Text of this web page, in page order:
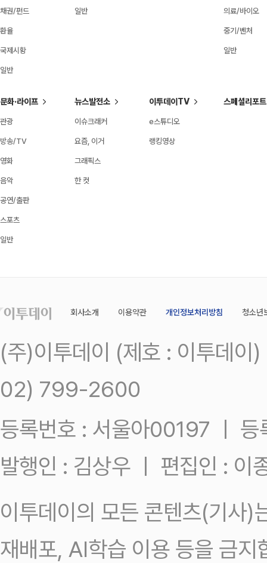
채권/펀드
환율
국제시황
일반
일반 의료/바이오
중기/벤처
일반
문화·라이프
관광
방송/TV
영화
음악
공연/출판
스포츠
일반
뉴스발전소
이슈크래커
요즘, 이거
그래픽스
한 컷
이투데이TV
e스튜디오
랭킹영상
스페셜리포트
회사소개 이용약관 개인정보처리방침 청소년
(주)이투데이 (제호 : 이투데
02) 799-2600
등록번호 : 서울아00197 ㅣ
발행인 : 김상우 ㅣ 편집인 : 이
이투데이의 모든 콘텐츠(기사)
재배포, AI학습 이용 등을 금지